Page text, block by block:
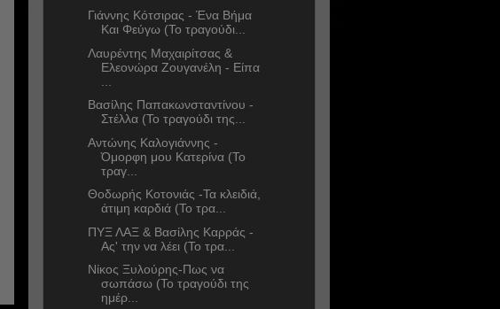
Γιάννης Κότσιρας - Ένα Βήμα
Και Φεύγω (Το τραγούδι...
Λαυρέντης Μαχαιρίτσας &
Ελεονώρα Ζουγανέλη - Είπα
Βασίλης Παπακωνσταντίνου -
Στέλλα (Το τραγούδι της...
Αντώνης Καλογιάννης -
Όμορφη μου Κατερίνα (Το
τραγ...
Θοδωρής Κοτονιάς -Τα κλειδιά,
άτιμη καρδιά (Το τρα...
ΠΥΞ ΛΑΞ & Βασίλης Καρράς -
Ας' την να λέει (Το τρα...
Νίκος Ξυλούρης-Πως να
σωπάσω (Το τραγούδι της
ημέρ...